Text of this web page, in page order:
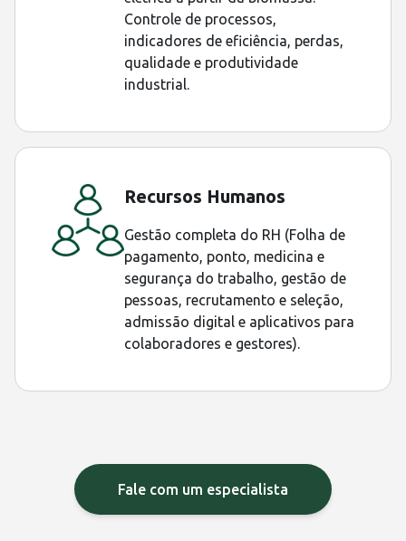
Controle de processos,
indicadores de eficiência, perdas,
qualidade e produtividade
industrial.
Recursos Humanos
Gestão completa do RH (Folha de
pagamento, ponto, medicina e
segurança do trabalho, gestão de
pessoas, recrutamento e seleção,
admissão digital e aplicativos para
colaboradores e gestores).
Fale com um especialista